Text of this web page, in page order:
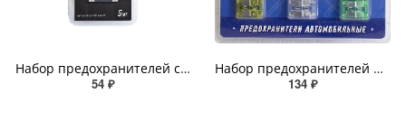
Набор предохранителей стеклянных (AGC: 10, 15, 30 A; SFE: 14, 20 A) 5 шт. ABRO MASTERS
54 ₽
Набор предохранителей флажковых (7.5, 10, 15, 20, 25, 30 А) 16 шт
134 ₽